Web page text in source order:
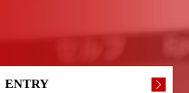
ENTRY